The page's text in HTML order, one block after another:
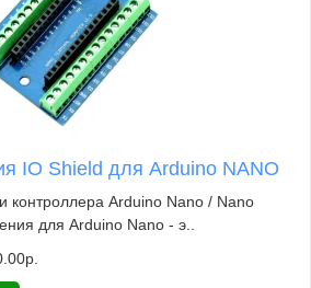
IO Shield для Arduino NANO
контроллера Arduino Nano / Nano
для Arduino Nano - э..